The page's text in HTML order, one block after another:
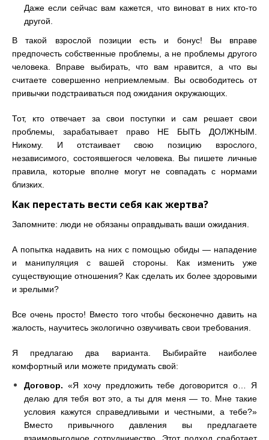
Даже если сейчас вам кажется, что виноват в них кто-то
другой.
В такой взрослой позиции есть и бонус! Вы вправе
предпочесть собственные проблемы, а не проблемы другого
человека. Вправе выбирать, что вам нравится, а что вы
считаете совершенно неприемлемым. Вы освободитесь от
привычки подстраиваться под ожидания окружающих.
Тот, кто отвечает за свои поступки и сам решает свои
проблемы, зарабатывает право НЕ БЫТЬ ДОЛЖНЫМ.
Никому. И отстаивает свою позицию взрослого,
независимого, состоявшегося человека. Вы пишете личные
правила, которые вполне могут не совпадать с нормами
близких.
Как перестать вести себя как жертва?
Запомните: люди не обязаны оправдывать ваши ожидания.
А попытка надавить на них с помощью обиды —нападение
и манипуляция с вашей стороны. Как изменить уже
существующие отношения? Как сделать их более здоровыми
и зрелыми?
Все очень просто! Вместо того чтобы бесконечно давить на
жалость, научитесь экологично озвучивать свои требования.
Я предлагаю два варианта. Выбирайте наиболее
комфортный или можете придумать свой:
Договор. «Я хочу предложить тебе договорится о… Я
делаю для тебя вот это, а ты для меня— то. Мне такие
условия кажутся справедливыми и честными, а тебе?»
Вместо привычного давления вы предлагаете